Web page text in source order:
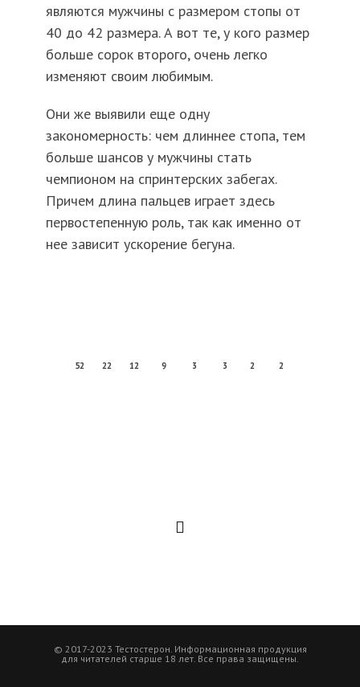
являются мужчины с размером стопы от
40 до 42 размера. А вот те, у кого размер
больше сорок второго, очень легко
изменяют своим любимым.
Они же выявили еще одну
закономерность: чем длиннее стопа, тем
больше шансов у мужчины стать
чемпионом на спринтерских забегах.
Причем длина пальцев играет здесь
первостепенную роль, так как именно от
нее зависит ускорение бегуна.
52 22 12 9 3 3 2 2
© 2017-2023 Тестостерон. Информационная продукция
для читателей старше 18 лет. Все права защищены.